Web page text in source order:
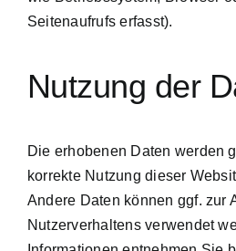
Seitenaufrufs erfasst).
Nutzung der
Die erhobenen Daten werden
korrekte Nutzung dieser
Andere Daten können ggf. zur
Nutzerverhaltens verwendet